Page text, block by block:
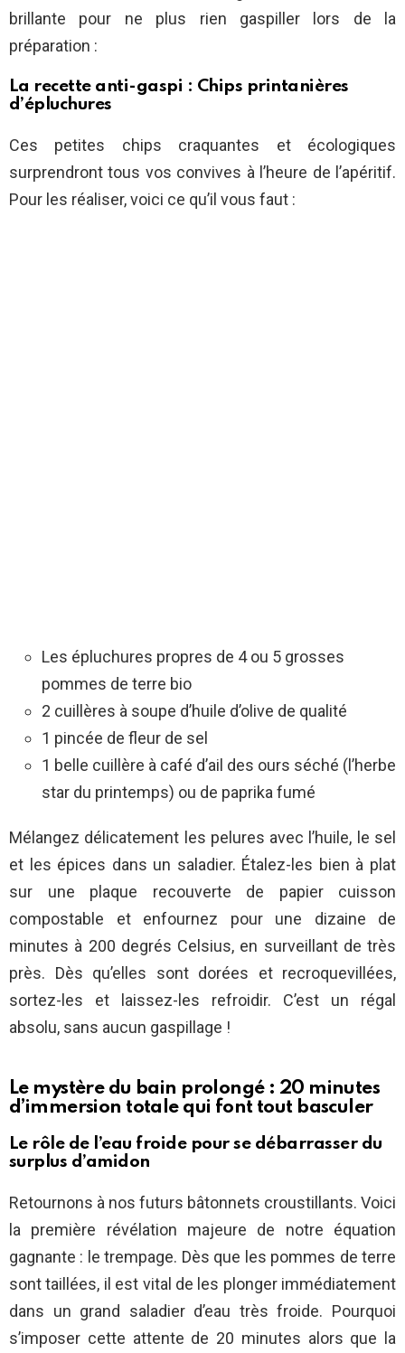
brillante pour ne plus rien gaspiller lors de la
préparation :
La recette anti-gaspi : Chips printanières
d’épluchures
Ces petites chips craquantes et écologiques
surprendront tous vos convives à l’heure de l’apéritif.
Pour les réaliser, voici ce qu’il vous faut :
Les épluchures propres de 4 ou 5 grosses
pommes de terre bio
2 cuillères à soupe d’huile d’olive de qualité
1 pincée de fleur de sel
1 belle cuillère à café d’ail des ours séché (l’herbe
star du printemps) ou de paprika fumé
Mélangez délicatement les pelures avec l’huile, le sel
et les épices dans un saladier. Étalez-les bien à plat
sur une plaque recouverte de papier cuisson
compostable et enfournez pour une dizaine de
minutes à 200 degrés Celsius, en surveillant de très
près. Dès qu’elles sont dorées et recroquevillées,
sortez-les et laissez-les refroidir. C’est un régal
absolu, sans aucun gaspillage !
Le mystère du bain prolongé : 20 minutes
d’immersion totale qui font tout basculer
Le rôle de l’eau froide pour se débarrasser du
surplus d’amidon
Retournons à nos futurs bâtonnets croustillants. Voici
la première révélation majeure de notre équation
gagnante : le trempage. Dès que les pommes de terre
sont taillées, il est vital de les plonger immédiatement
dans un grand saladier d’eau très froide. Pourquoi
s’imposer cette attente de 20 minutes alors que la